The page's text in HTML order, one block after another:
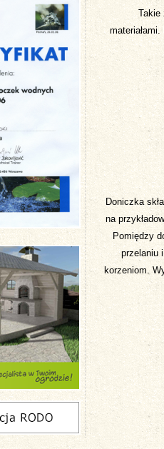
Takie
Doniczka
na
Pomiędzy
przelaniu
korzeniom.